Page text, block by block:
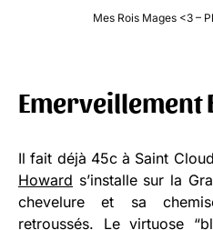
Mes Rois Mages <3 –
Emerveillement
Il fait déjà 45c à Saint
Howard s’installe sur la
chevelure et sa
retroussés. Le virtuose